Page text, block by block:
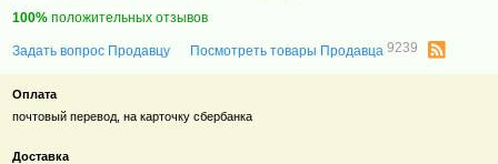
100% положительных отзывов
Задать вопрос Продавцу Посмотреть товары Продавца9239
Оплата
почтовый перевод, на карточку сбербанка
Доставка